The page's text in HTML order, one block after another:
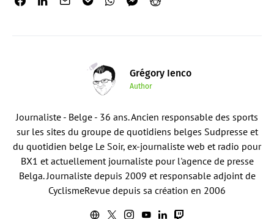
Grégory Ienco
Author
Journaliste - Belge - 36 ans. Ancien responsable des sports
sur les sites du groupe de quotidiens belges Sudpresse et
du quotidien belge Le Soir, ex-journaliste web et radio pour
BX1 et actuellement journaliste pour l'agence de presse
Belga. Journaliste depuis 2009 et responsable adjoint de
CyclismeRevue depuis sa création en 2006